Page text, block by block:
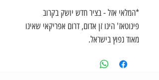
*המלאי אזל - בציר חדש יושק בקרוב
פינוטאז' הינו זן אדום, דרום אפריקאי שאינו
מאוד נפוץ בישראל.
יין שונה בנוף הישראלי המספק מנעד טעמים